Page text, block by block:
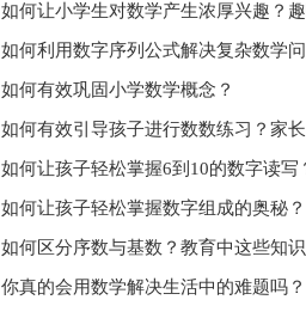
如何让小学生对数学产生浓厚兴趣？
如何利用数字序列公式解决复杂数学问
如何有效巩固小学数学概念？
如何有效引导孩子进行数数练习？家长
如何让孩子轻松掌握6到10的数字读写
如何让孩子轻松掌握数字组成的奥秘？
如何区分序数与基数？教育中这些知识
你真的会用数学解决生活中的难题吗？